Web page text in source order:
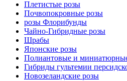
Плетистые розы
Почвопокровные розы
розы Флорибунды
Чайно-Гибридные розы
Шрабы
Японские розы
Полиантовые и
Гибриды гультемии
Новозеландские розы